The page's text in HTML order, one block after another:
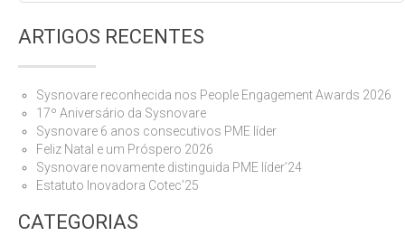
ARTIGOS RECENTES
Sysnovare reconhecida nos People Engagement Awards 2026
17º Aniversário da Sysnovare
Sysnovare 6 anos consecutivos PME líder
Feliz Natal e um Próspero 2026
Sysnovare novamente distinguida PME líder’24
Estatuto Inovadora Cotec’25
CATEGORIAS